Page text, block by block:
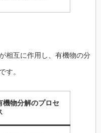
相互に作用し、有機物の分
す。
機物分解のプロセ